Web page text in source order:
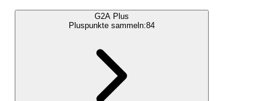
G2A Plus
Pluspunkte sammeln:84